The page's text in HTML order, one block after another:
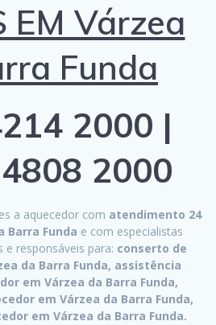
EM Várzea
Funda
2000 |
2000
a aquecedor com atendimento 24
Barra Funda e com especialistas
responsáveis para: conserto de
da Barra Funda, assistência
em Várzea da Barra Funda,
em Várzea da Barra Funda,
em Várzea da Barra Funda.